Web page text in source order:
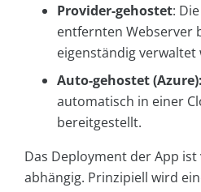
Provider-gehostet:
entfernten Webserver
eigenständig verwaltet
Auto-gehostet (Azure):
automatisch in einer
bereitgestellt.
Das Deployment der App
abhängig. Prinzipiell wird